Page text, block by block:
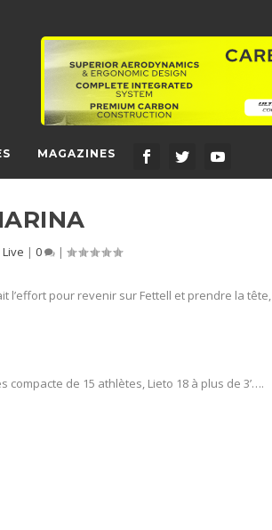
MAGAZINES
Live |0 |
l’effort pour revenir sur Fettell et prendre la tête,
de 15 athlètes, Lieto 18 à plus de 3’….